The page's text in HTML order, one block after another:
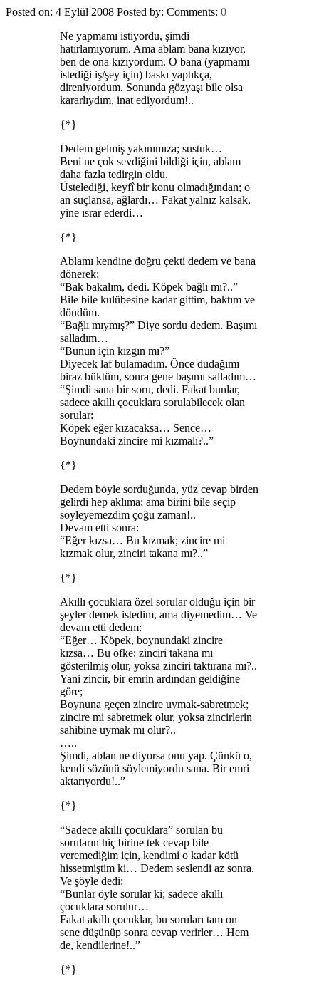
Posted on: 4 Eylül 2008 Posted by: Comments: 0
Ne yapmamı istiyordu, şimdi
hatırlamıyorum. Ama ablam bana kızıyor,
ben de ona kızıyordum. O bana (yapmamı
istediği iş/şey için) baskı yaptıkça,
direniyordum. Sonunda gözyaşı bile olsa
kararlıydım, inat ediyordum!..
{*}
Dedem gelmiş yakınımıza; sustuk…
Beni ne çok sevdiğini bildiği için, ablam
daha fazla tedirgin oldu.
Üstelediği, keyfî bir konu olmadığından; o
an suçlansa, ağlardı… Fakat yalnız kalsak,
yine ısrar ederdi…
{*}
Ablamı kendine doğru çekti dedem ve bana
dönerek;
“Bak bakalım, dedi. Köpek bağlı mı?..”
Bile bile kulübesine kadar gittim, baktım ve
döndüm.
“Bağlı mıymış?” Diye sordu dedem. Başımı
salladım…
“Bunun için kızgın mı?”
Diyecek laf bulamadım. Önce dudağımı
biraz büktüm, sonra gene başımı salladım…
“Şimdi sana bir soru, dedi. Fakat bunlar,
sadece akıllı çocuklara sorulabilecek olan
sorular:
Köpek eğer kızacaksa… Sence…
Boynundaki zincire mi kızmalı?..”
{*}
Dedem böyle sorduğunda, yüz cevap birden
gelirdi hep aklıma; ama birini bile seçip
söyleyemezdim çoğu zaman!..
Devam etti sonra:
“Eğer kızsa… Bu kızmak; zincire mi
kızmak olur, zinciri takana mı?..”
{*}
Akıllı çocuklara özel sorular olduğu için bir
şeyler demek istedim, ama diyemedim… Ve
devam etti dedem:
“Eğer… Köpek, boynundaki zincire
kızsa… Bu öfke; zinciri takana mı
gösterilmiş olur, yoksa zinciri taktırana mı?..
Yani zincir, bir emrin ardından geldiğine
göre;
Boynuna geçen zincire uymak-sabretmek;
zincire mi sabretmek olur, yoksa zincirlerin
sahibine uymak mı olur?..
…..
Şimdi, ablan ne diyorsa onu yap. Çünkü o,
kendi sözünü söylemiyordu sana. Bir emri
aktarıyordu!..”
{*}
“Sadece akıllı çocuklara” sorulan bu
soruların hiç birine tek cevap bile
veremediğim için, kendimi o kadar kötü
hissetmiştim ki… Dedem seslendi az sonra.
Ve şöyle dedi:
“Bunlar öyle sorular ki; sadece akıllı
çocuklara sorulur…
Fakat akıllı çocuklar, bu soruları tam on
sene düşünüp sonra cevap verirler… Hem
de, kendilerine!..”
{*}